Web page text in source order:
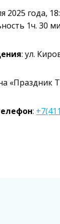
2025 года,
1ч. 30
: ул.
«Праздник
: